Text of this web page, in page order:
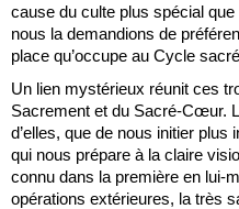
cause du culte plus spécial
nous la demandions de
place qu’occupe au Cycle
Un lien mystérieux réunit ces
Sacrement et du Sacré-Cœur.
d’elles, que de nous initier
qui nous prépare à la claire
connu dans la première en lui-
opérations extérieures, la très